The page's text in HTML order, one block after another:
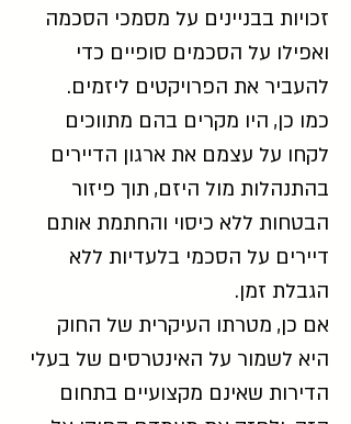
זכויות בבניינים על מסמכי הסכמה
ואפילו על הסכמים סופיים כדי
להעביר את הפרויקטים ליזמים.
כמו כן, היו מקרים בהם מתווכים
לקחו על עצמם את ארגון הדיירים
בהתנהלות מול היזם, תוך פיזור
הבטחות ללא כיסוי והחתמת אותם
דיירים על הסכמי בלעדיות ללא
הגבלת זמן.
אם כן, מטרתו העיקרית של החוק
היא לשמור על האינטרסים של בעלי
הדירות שאינם מקצועיים בתחום